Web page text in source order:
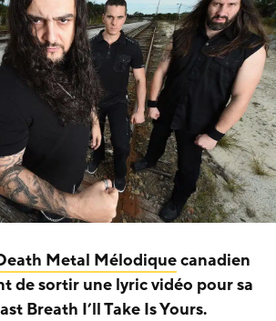
Metal Mélodiquecanadien
de sortir une lyric vidéo pour sa
Breath I’ll Take Is Yours.